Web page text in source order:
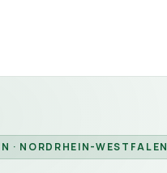
· NORDRHEIN-WESTFALEN